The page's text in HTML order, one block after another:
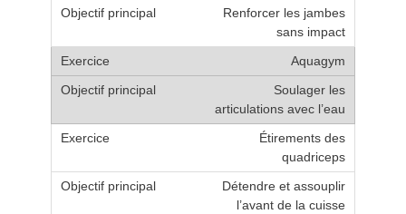
Renforcer les jambes
sans impact
Aquagym
Soulager les
articulations avec l’eau
Étirements des
quadriceps
Détendre et assouplir
l’avant de la cuisse